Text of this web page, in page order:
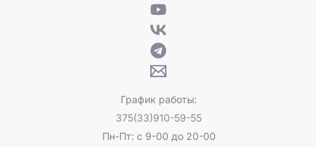
График работы:
375(33)910-59-55
Пн-Пт: с 9-00 до 20-00